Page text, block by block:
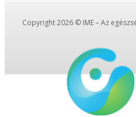
Copyright 2026 © IME – Az